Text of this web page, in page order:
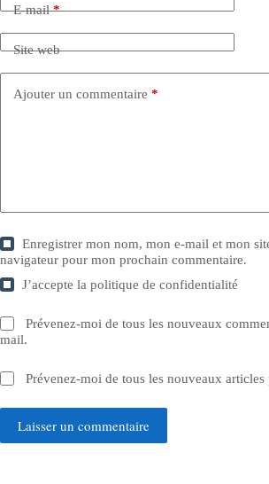
E-mail*
Site web
Ajouter un commentaire *
Enregistrer mon nom, mon e-mail et mon
navigateur pour mon prochain commentaire.
J’accepte lapolitique de confidentialité
Prévenez-moi de tous les nouveaux
mail.
Prévenez-moi de tous les nouveaux articles
Laisser un commentaire